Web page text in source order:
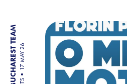
BY BUCHAREST TEAM17 MAY 26